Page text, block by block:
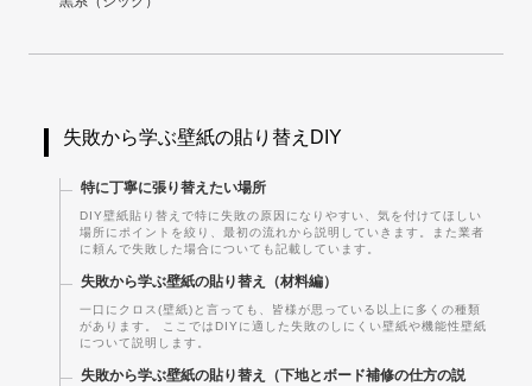
失敗から学ぶ壁紙の貼り替えDIY
特に丁寧に張り替えたい場所
DIY壁紙貼り替えで特に失敗の原因になりやすい、気を付けてほしい
場所にポイントを絞り、最初の流れから説明していきます。また業者
に頼んで失敗した場合についても記載しています。
失敗から学ぶ壁紙の貼り替え（材料編）
一口にクロス(壁紙)と言っても、皆様が思っている以上に多くの種類
があります。 ここではDIYに適した失敗のしにくい壁紙や機能性壁紙
について説明します。
失敗から学ぶ壁紙の貼り替え（下地とボード補修の仕方の説